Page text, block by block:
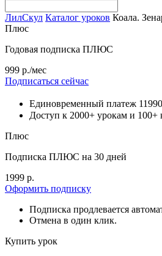
ЛилСкул Каталог уроков Коала.
Плюс
Годовая подписка ПЛЮС
999 р./мес
Подписаться сейчас
Единовременный платеж 11990
Доступ к 2000+ урокам и 100+
Плюс
Подписка ПЛЮС на 30 дней
1999 р.
Оформить подписку
Подписка продлевается
Отмена в один клик.
Купить урок